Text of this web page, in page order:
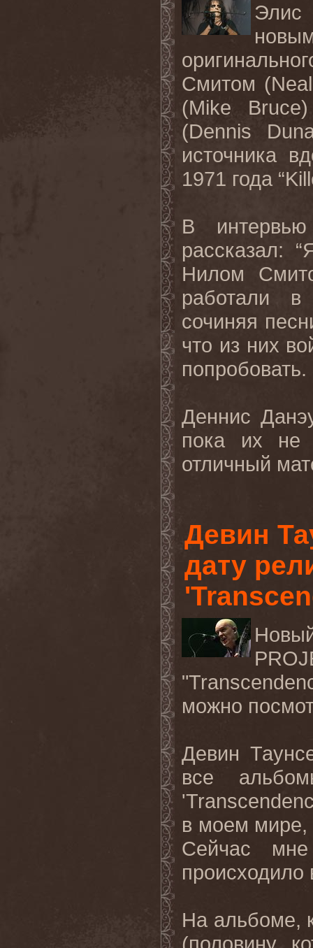
Элис
Смитом
(Mike
(Dennis
источника
1971 года
В
рассказал:
Нилом
работали
сочиняя
что из них
попробовать.
Деннис
пока их не
отличный
Девин
дату
"
можно
Девин
все
'
в моем мире,
Сейчас
происходило
На альбоме,